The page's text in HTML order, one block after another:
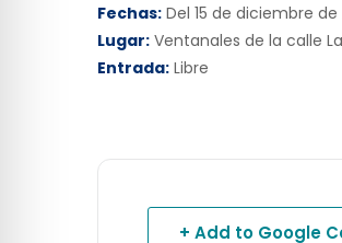
Fechas: Del 15 de diciembre
Lugar: Ventanales de la calle
Entrada: Libre
+ Add to Google